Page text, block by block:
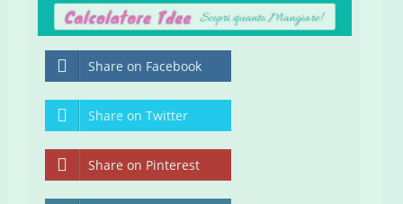
Share on Facebook
Share on Twitter
Share on Pinterest